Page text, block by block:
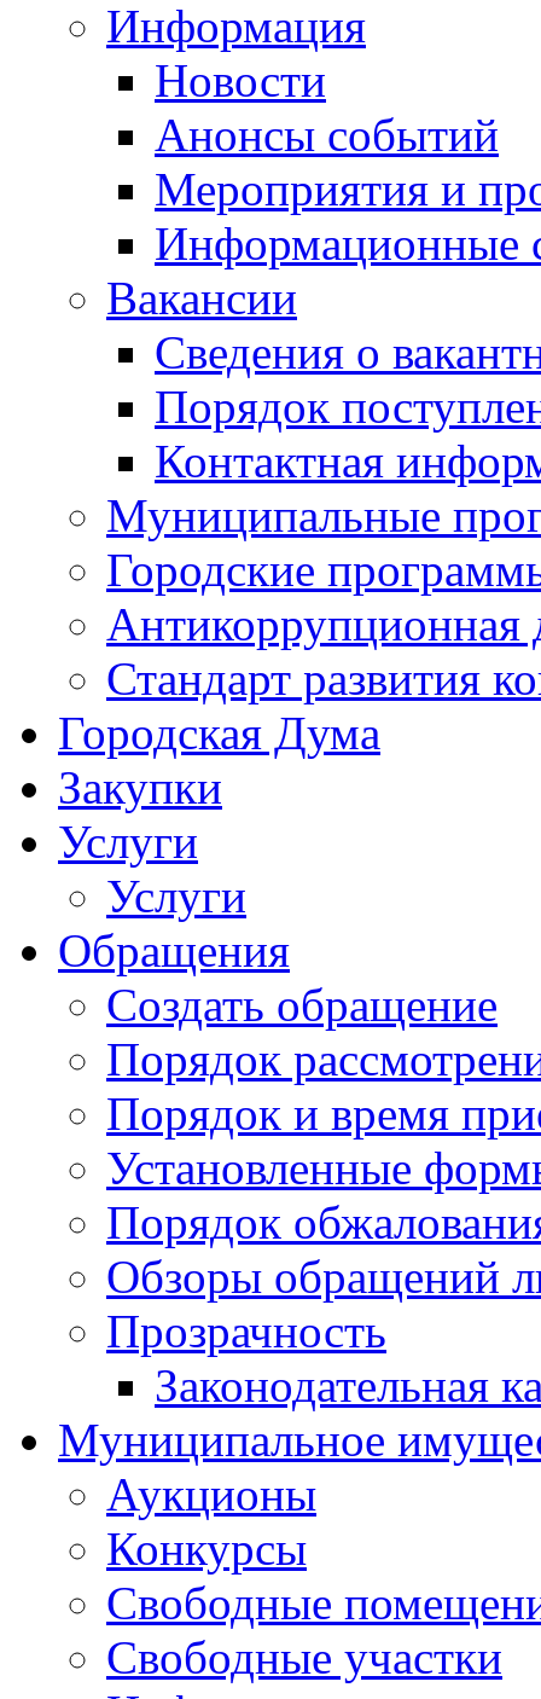
Информация
Новости
Анонсы событий
Мероприятия и
Информационные
Вакансии
Сведения о
Порядок
Контактная
Муниципальные
Городские
Антикоррупционная
Стандарт развития
Городская Дума
Закупки
Услуги
Услуги
Обращения
Создать обращение
Порядок
Порядок и время
Установленные
Порядок
Обзоры обращений
Прозрачность
Законодательная
Муниципальное
Аукционы
Конкурсы
Свободные
Свободные участки